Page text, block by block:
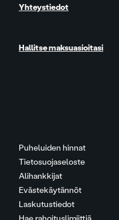
Puheluiden hinnat
Tietosuojaseloste
Alihankkijat
Evästekäytännöt
Laskutustiedot
Yhteystiedot
Hallitse maksuasioitasi